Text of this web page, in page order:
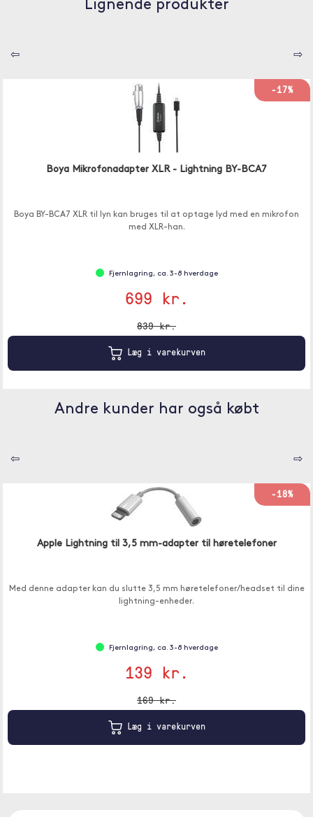
Lignende produkter
⇦ ⇨
-17%
Boya Mikrofonadapter XLR - Lightning BY-BCA7
Boya BY-BCA7 XLR til lyn kan bruges til at optage lyd med en mikrofon
med XLR-han.
Fjernlagring, ca. 3-8 hverdage
699 kr.
839 kr.
Læg i varekurven
Andre kunder har også købt
⇦ ⇨
-18%
Apple Lightning til 3,5 mm-adapter til høretelefoner
Med denne adapter kan du slutte 3,5 mm høretelefoner/headset til dine
lightning-enheder.
Fjernlagring, ca. 3-8 hverdage
139 kr.
169 kr.
Læg i varekurven